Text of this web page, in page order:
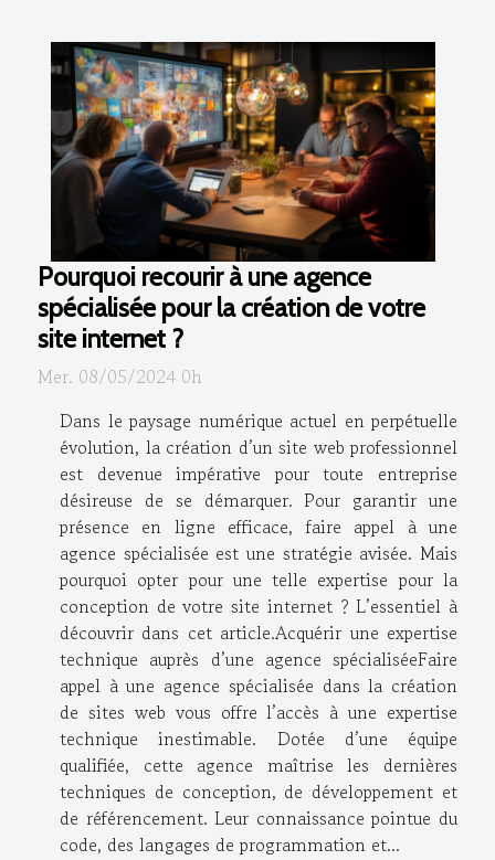
Pourquoi recourir à une agence
spécialisée pour la création de votre
site internet ?
Mer. 08/05/2024 0h
Dans le paysage numérique actuel en perpétuelle
évolution, la création d’un site web professionnel
est devenue impérative pour toute entreprise
désireuse de se démarquer. Pour garantir une
présence en ligne efficace, faire appel à une
agence spécialisée est une stratégie avisée. Mais
pourquoi opter pour une telle expertise pour la
conception de votre site internet ? L’essentiel à
découvrir dans cet article.Acquérir une expertise
technique auprès d’une agence spécialiséeFaire
appel à une agence spécialisée dans la création
de sites web vous offre l’accès à une expertise
technique inestimable. Dotée d’une équipe
qualifiée, cette agence maîtrise les dernières
techniques de conception, de développement et
de référencement. Leur connaissance pointue du
code, des langages de programmation et...